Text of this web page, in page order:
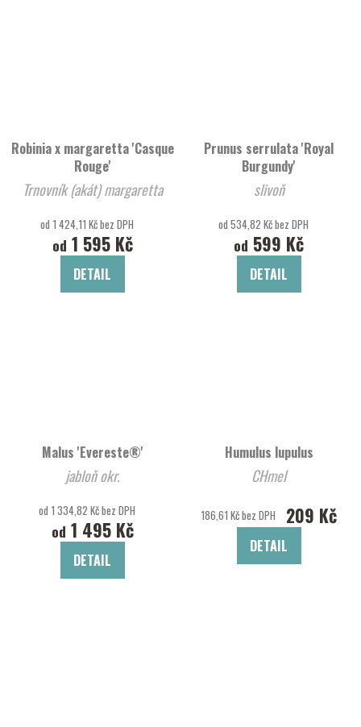
Robinia x margaretta 'Casque
Rouge'
Trnovník (akát) margaretta
od 1 424,11 Kč bez DPH
od 1 595 Kč
DETAIL
Prunus serrulata 'Royal
Burgundy'
slivoň
od 534,82 Kč bez DPH
od 599 Kč
DETAIL
Malus 'Evereste®'
jabloň okr.
od 1 334,82 Kč bez DPH
od 1 495 Kč
DETAIL
Humulus lupulus
CHmel
186,61 Kč bez DPH 209 Kč
DETAIL